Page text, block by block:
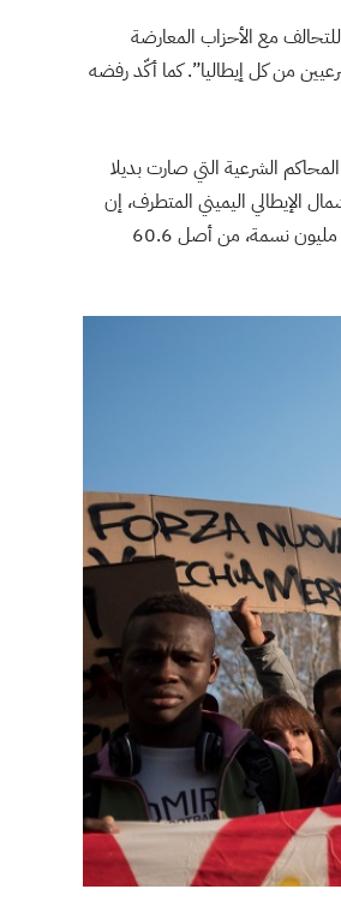
مع الأحزاب المعارضة
من كل إيطاليا”. كما أكّد رفضه
800 مسجد، محذرًا من نموذج المحاكم الشرعية التي صارت بديلا
الإيطالي اليميني المتطرف، إن
الاسلام لا ينسجم مع القيم الإيطالية والحريات. ويبلغ عدد المسلمين في إيطاليا 1.613 مليون نسمة، من أصل 60.6